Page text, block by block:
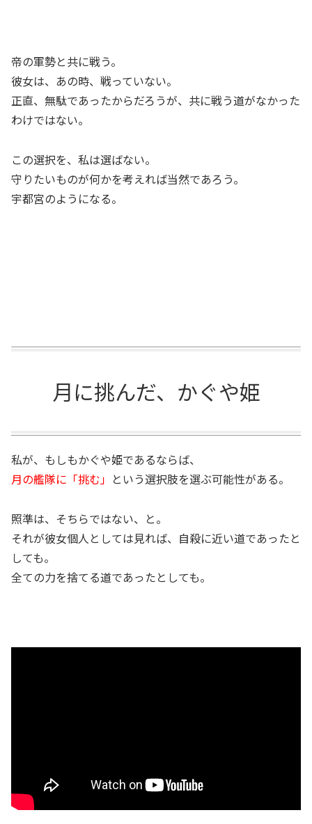
帝の軍勢と共に戦う。
彼女は、あの時、戦っていない。
正直、無駄であったからだろうが、共に戦う道がなかった
わけではない。
この選択を、私は選ばない。
守りたいものが何かを考えれば当然であろう。
宇都宮のようになる。
月に挑んだ、かぐや姫
私が、もしもかぐや姫であるならば、
月の艦隊に「挑む」 という選択肢を選ぶ可能性がある。
照準は、そちらではない、と。
それが彼女個人としては見れば、自殺に近い道であったと
しても。
全ての力を捨てる道であったとしても。